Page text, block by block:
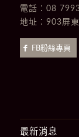
電話： 08
地址： 903屏
FB粉絲專頁
最新消息